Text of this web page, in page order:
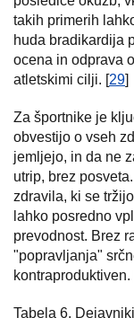
takih primerih
huda bradikardija
ocena in odprava
atletskimi cilji. [29]
Za športnike je
obvestijo o vseh
jemljejo, in da ne
utrip, brez
zdravila, ki se
lahko posredno
prevodnost. Brez
"popravljanja"
kontraproduktiven.
Tabela 6.